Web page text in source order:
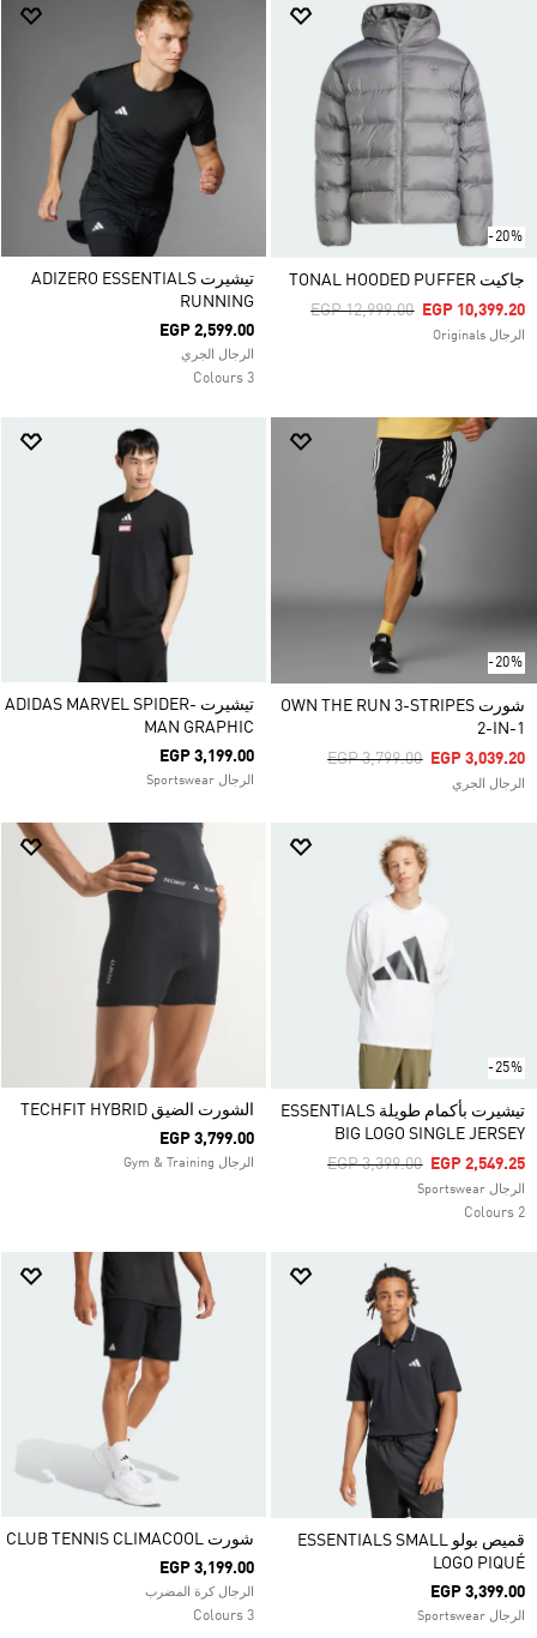
-20%
جاكيت TONAL HOODED PUFFER
Price Reduced From
EGP 12,999.00ToEGP 10,399.20
الرجال Originals
تيشيرت ADIZERO ESSENTIALS
RUNNING
EGP 2,599.00
الرجال الجري
3 Colours
-20%
شورت OWN THE RUN 3-STRIPES
2-IN-1
Price Reduced From
EGP 3,799.00ToEGP 3,039.20
الرجال الجري
تيشيرت ADIDAS MARVEL SPIDER-
MAN GRAPHIC
EGP 3,199.00
الرجال Sportswear
-25%
تيشيرت بأكمام طويلة ESSENTIALS
BIG LOGO SINGLE JERSEY
Price Reduced From
EGP 3,399.00ToEGP 2,549.25
الرجال Sportswear
2 Colours
الشورت الضيق TECHFIT HYBRID
EGP 3,799.00
الرجال Gym & Training
قميص بولو ESSENTIALS SMALL
LOGO PIQUÉ
EGP 3,399.00
الرجال Sportswear
شورت CLUB TENNIS CLIMACOOL
EGP 3,199.00
الرجال كرة المضرب
3 Colours